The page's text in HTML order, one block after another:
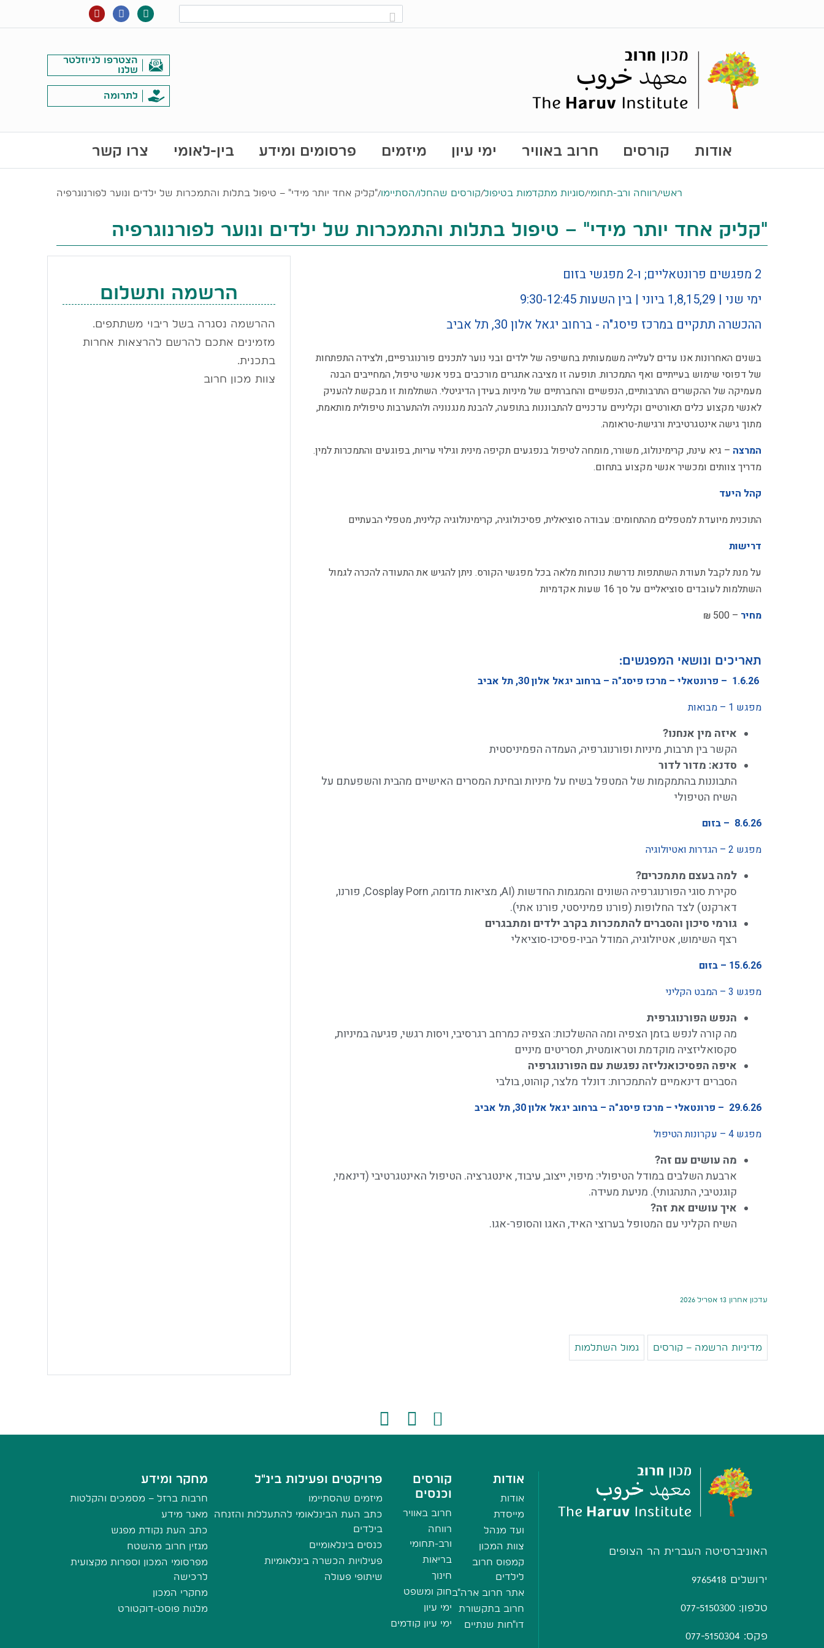
הצטרפו לניוזלטר
שלנו
לתרומה
אודות קורסים חרוב באוויר ימי עיון מיזמים פרסומים ומידע בין-לאומי צרו קשר
ראשי/רווחה ורב-תחומי/סוגיות מתקדמות בטיפול/קורסים שהחלו/הסתיימו/"קליק אחד יותר מידי" – טיפול בתלות והתמכרות של ילדים ונוער לפורנוגרפיה
"קליק אחד יותר מידי" – טיפול בתלות והתמכרות של ילדים ונוער לפורנוגרפיה
2 מפגשים פרונטאליים; ו-2 מפגשי בזום
ימי שני | 1,8,15,29 ביוני | בין השעות 9:30-12:45
ההכשרה תתקיים במרכז פיסג"ה - ברחוב יגאל אלון 30, תל אביב
בשנים האחרונות אנו עדים לעלייה משמעותית בחשיפה של ילדים ובני נוער לתכנים פורנוגרפיים, ולצידה התפתחות
של דפוסי שימוש בעייתיים ואף התמכרות. תופעה זו מציבה אתגרים מורכבים בפני אנשי טיפול, המחייבים הבנה
מעמיקה של ההקשרים התרבותיים, הנפשיים והחברתיים של מיניות בעידן הדיגיטלי. השתלמות זו מבקשת להעניק
לאנשי מקצוע כלים תאורטיים וקליניים עדכניים להתבוננות בתופעה, להבנת מנגנוניה ולהתערבות טיפולית מותאמת,
מתוך גישה אינטגרטיבית ורגישת-טראומה.
המרצה – גיא עינת, קרימינולוג, משורר, מומחה לטיפול בנפגעים תקיפה מינית וגילוי עריות, בפוגעים והתמכרות למין.
מדריך צוותים ומכשיר אנשי מקצוע בתחום.
קהל היעד
התוכנית מיועדת למטפלים מהתחומים: עבודה סוציאלית, פסיכולוגיה, קרימינולוגיה קלינית, מטפלי הבעתיים
דרישות
על מנת לקבל תעודת השתתפות נדרשת נוכחות מלאה בכל מפגשי הקורס. ניתן להגיש את התעודה להכרה לגמול
השתלמות לעובדים סוציאליים על סך 16 שעות אקדמיות
מחיר – 500 ₪
תאריכים ונושאי המפגשים:
1.6.26 – פרונטאלי – מרכז פיסג"ה – ברחוב יגאל אלון 30, תל אביב
מפגש 1 – מבואות
איזה מין אנחנו?
הקשר בין תרבות, מיניות ופורנוגרפיה, העמדה הפמיניסטית
סדנא: מדור לדור
התבוננות בהתמקמות של המטפל בשיח על מיניות ובחינת המסרים האישיים מהבית והשפעתם על
השיח הטיפולי
8.6.26 – בזום
מפגש 2 – הגדרות ואטיולוגיה
למה בעצם מתמכרים?
סקירת סוגי הפורנוגרפיה השונים והמגמות החדשות (AI, מציאות מדומה, Cosplay Porn, פורנו,
דארקנט) לצד החלופות (פורנו פמיניסטי, פורנו אתי).
גורמי סיכון והסברים להתמכרות בקרב ילדים ומתבגרים
רצף השימוש, אטיולוגיה, המודל הביו-פסיכו-סוציאלי
15.6.26 – בזום
מפגש 3 – המבט הקליני
הנפש הפורנוגרפית
מה קורה לנפש בזמן הצפיה ומה ההשלכות: הצפיה כמרחב רגרסיבי, ויסות רגשי, פגיעה במיניות,
סקסואליזציה מוקדמת וטראומטית, תסריטים מיניים
איפה הפסיכואנליזה נפגשת עם הפורנוגרפיה
הסברים דינאמיים להתמכרות: דונלד מלצר, קוהוט, בולבי
29.6.26 – פרונטאלי – מרכז פיסג"ה – ברחוב יגאל אלון 30, תל אביב
מפגש 4 – עקרונות הטיפול
מה עושים עם זה?
ארבעת השלבים במודל הטיפולי: מיפוי, ייצוב, עיבוד, אינטגרציה. הטיפול האינטגרטיבי (דינאמי,
קוגנטיבי, התנהגותי). מניעת מעידה.
איך עושים את זה?
השיח הקליני עם המטופל בערוצי האיד, האגו והסופר-אגו.
עדכון אחרון 13 אפריל 2026
מדיניות הרשמה – קורסים גמול השתלמות
הרשמה ותשלום
ההרשמה נסגרה בשל ריבוי משתתפים.
מזמינים אתכם להרשם להרצאות אחרות
בתכנית.
צוות מכון חרוב
האוניברסיטה העברית הר הצופים
ירושלים 9765418
טלפון: 077-5150300
פקס: 077-5150304
אודות
אודות
מייסדת
ועד מנהל
צוות המכון
קמפוס חרוב
לילדים
אתר חרוב ארה"ב
חרוב בתקשורת
דו"חות שנתיים
קורסים
וכנסים
חרוב באוויר
רווחה
ורב-תחומי
בריאות
חינוך
חוק ומשפט
ימי עיון
ימי עיון קודמים
פרויקטים ופעילות בינ"ל
מיזמים שהסתיימו
כתב העת הבינלאומי להתעללות והזנחה
בילדים
כנסים בינלאומיים
פעילויות הכשרה בינלאומיות
שיתופי פעולה
מחקר ומידע
חרבות ברזל – מסמכים והקלטות
מאגר מידע
כתב העת נקודת מפגש
מגזין חרוב מהשטח
מפרסומי המכון וספרות מקצועית
לרכישה
מחקרי המכון
מלגות פוסט-דוקטורט